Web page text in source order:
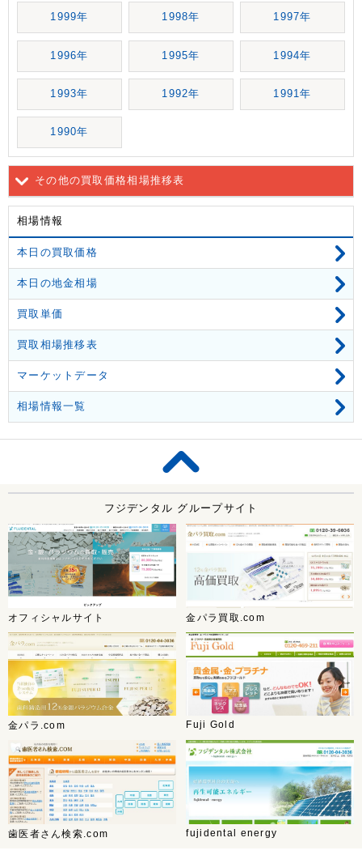
1999年 1998年 1997年
1996年 1995年 1994年
1993年 1992年 1991年
1990年
その他の買取価格相場推移表
相場情報
本日の買取価格
本日の地金相場
買取単価
買取相場推移表
マーケットデータ
相場情報一覧
フジデンタル グループサイト
オフィシャルサイト 金パラ買取.com
金パラ.com Fuji Gold
歯医者さん検索.com fujidental energy